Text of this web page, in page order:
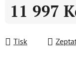
11 997
Tisk